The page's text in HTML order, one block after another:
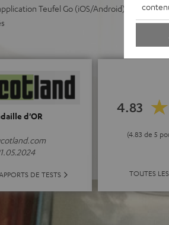
Teufel Go (iOS/Android) : égaliseur,
d'OR
DE TESTS
4.83
(4.83 de 5
TOUTES